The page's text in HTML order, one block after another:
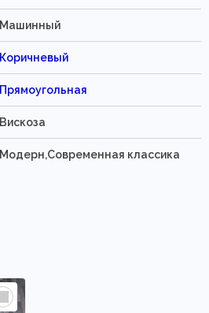
Машинный
Коричневый
Прямоугольная
Вискоза
Модерн,Современная классика